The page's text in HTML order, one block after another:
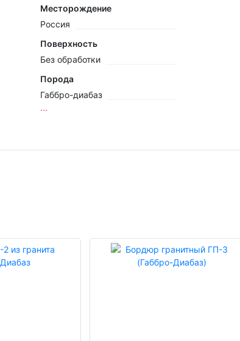
Месторождение
Россия
Поверхность
Без обработки
Порода
Габбро-диабаз
...